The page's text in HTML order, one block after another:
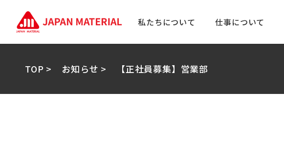
私たちについて 仕事について
TOP > お知らせ > 【正社員募集】営業部